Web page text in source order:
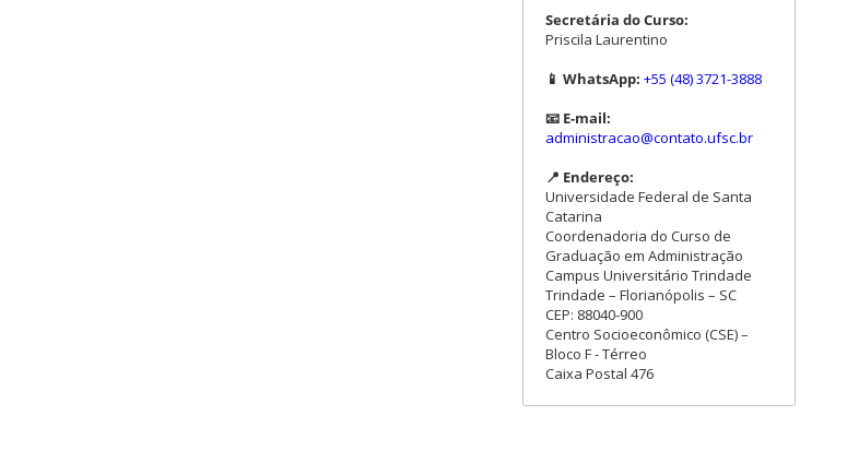
Secretária do Curso:
Priscila Laurentino
📱 WhatsApp: +55 (48) 3721-3888
📧 E-mail:
administracao@contato.ufsc.br
📍 Endereço:
Universidade Federal de Santa
Catarina
Coordenadoria do Curso de
Graduação em Administração
Campus Universitário Trindade
Trindade – Florianópolis – SC
CEP: 88040-900
Centro Socioeconômico (CSE) –
Bloco F - Térreo
Caixa Postal 476